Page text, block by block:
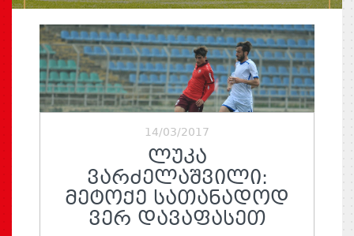
14/03/2017
ᲚᲣᲙᲐ
ᲕᲐᲠᲫᲔᲚᲐᲨᲕᲘᲚᲘ:
ᲛᲔᲢᲝᲥᲔ ᲡᲐᲗᲐᲜᲐᲓᲝᲓ
ᲕᲔᲠ ᲓᲐᲕᲐᲤᲐᲡᲔᲗ